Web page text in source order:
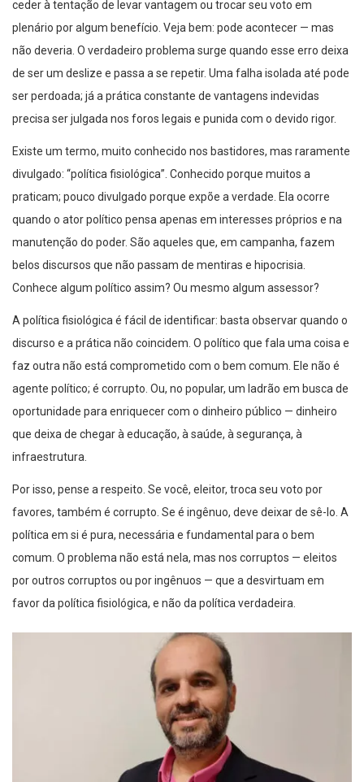
plenário por algum benefício. Veja bem: pode acontecer — mas
não deveria. O verdadeiro problema surge quando esse erro deixa
de ser um deslize e passa a se repetir. Uma falha isolada até pode
ser perdoada; já a prática constante de vantagens indevidas
precisa ser julgada nos foros legais e punida com o devido rigor.
divulgado: “política fisiológica”. Conhecido porque muitos a
praticam; pouco divulgado porque expõe a verdade. Ela ocorre
quando o ator político pensa apenas em interesses próprios e na
manutenção do poder. São aqueles que, em campanha, fazem
belos discursos que não passam de mentiras e hipocrisia.
Conhece algum político assim? Ou mesmo algum assessor?
discurso e a prática não coincidem. O político que fala uma coisa e
faz outra não está comprometido com o bem comum. Ele não é
agente político; é corrupto. Ou, no popular, um ladrão em busca de
oportunidade para enriquecer com o dinheiro público — dinheiro
que deixa de chegar à educação, à saúde, à segurança, à
infraestrutura.
favores, também é corrupto. Se é ingênuo, deve deixar de sê-lo. A
política em si é pura, necessária e fundamental para o bem
comum. O problema não está nela, mas nos corruptos — eleitos
por outros corruptos ou por ingênuos — que a desvirtuam em
favor da política fisiológica, e não da política verdadeira.